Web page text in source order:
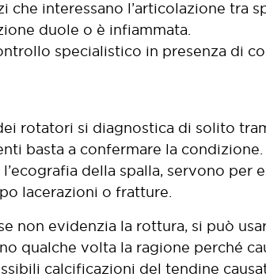
che interessano l’articolazione tra
duole o è infiammata.
specialistico in presenza di
rotatori si diagnostica di solito
basta a confermare la
della spalla, servono per
lacerazioni o fratture.
non evidenzia la rottura, si può
qualche volta la ragione perché
calcificazioni del tendine